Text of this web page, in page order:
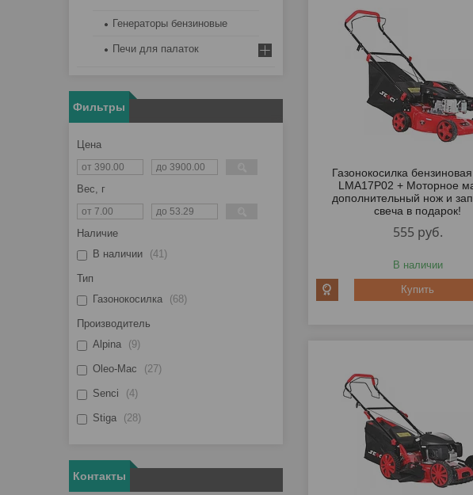
Газонокосилка
LMA17P02 + Моторное
дополнительный нож и
свеча в подарок!
555 руб.
В наличии
Купить
Генераторы бензиновые
Печи для палаток
Фильтры
Цена
Вес, г
Наличие
В наличии
41
Тип
Газонокосилка
68
Производитель
Alpina
9
Oleo-Mac 27
Senci 4
Stiga 28
Контакты